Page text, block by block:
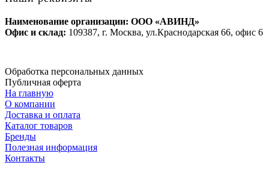
Наименование организации: ООО «АВИНД»
Офис и склад: 109387, г. Москва, ул.Краснодарская 66, офис 6
Обработка персональных данных
Публичная оферта
На главную
О компании
Доставка и оплата
Каталог товаров
Бренды
Полезная информация
Контакты